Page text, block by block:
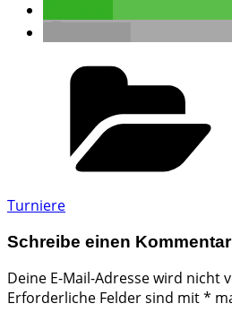
Turniere
Schreibe einen Kommentar
Deine E-Mail-Adresse wird nicht
Erforderliche Felder sind mit*